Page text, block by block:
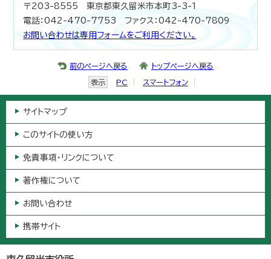
〒203-8555 東京都東久留米市本町3-3-1
電話：042-470-7753 ファクス：042-470-7809
お問い合わせは専用フォームをご利用ください。
前のページへ戻る トップページへ戻る
表示 PC スマートフォン
サイトマップ
このサイトの使い方
免責事項・リンクについて
著作権について
お問い合わせ
携帯サイト